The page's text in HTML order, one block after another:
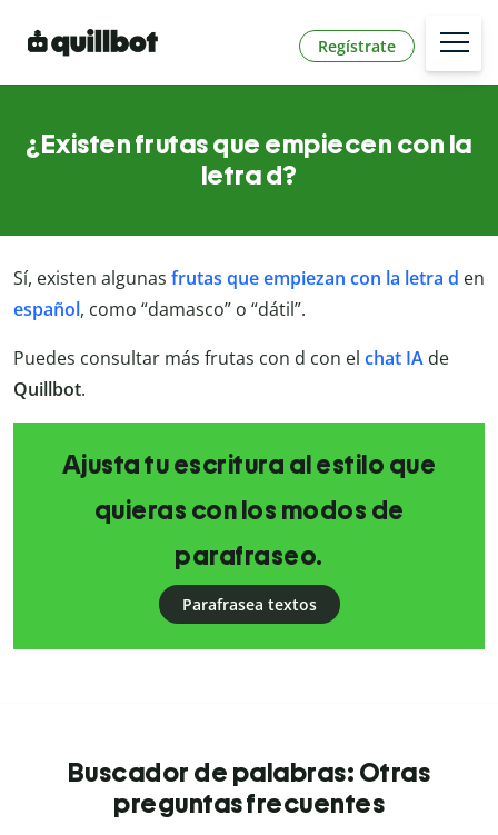
Regístrate
¿Existen frutas que empiecen con la
letra d?
Sí, existen algunas frutas que empiezan con la letra d en
español, como “damasco” o “dátil”.
Puedes consultar más frutas con d con el chat IA de
Quillbot.
Ajusta tu escritura al estilo que
quieras con los modos de
parafraseo.
Parafrasea textos
Buscador de palabras: Otras
preguntas frecuentes